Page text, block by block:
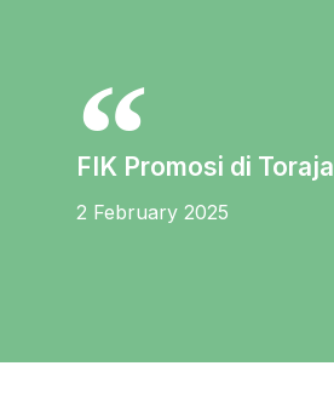
FIK Promosi di Toraja
2 February 2025